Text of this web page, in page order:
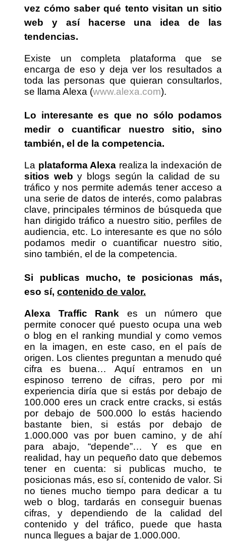
vez cómo saberqué tento visitan un sitio
web y así hacerse una idea de las
tendencias.
Existe un completa plataforma que se
encarga de eso y deja ver los resultados a
toda las personas que quieran consultarlos,
se llama Alexa (www.alexa.com).
Lo interesante es que no sólo podamos
medir o cuantificar nuestro sitio, sino
también, el de la competencia.
La plataforma Alexa realiza la indexación de
sitios web y blogs según la calidad de su
tráfico y nos permite además tener acceso a
una serie de datos de interés, como palabras
clave, principales términos de búsqueda que
han dirigido tráfico a nuestro sitio, perfiles de
audiencia, etc. Lo interesante es que no sólo
podamos medir o cuantificar nuestro sitio,
sino también, el de la competencia.
Si publicas mucho, te posicionas más,
eso sí, contenido de valor.
Alexa Traffic Rank es un número que
permite conocer qué puesto ocupa una web
o blog en el ranking mundial y como vemos
en la imagen, en este caso, en el país de
origen. Los clientes preguntan a menudo qué
cifra es buena… Aquí entramos en un
espinoso terreno de cifras, pero por mi
experiencia diría que si estás por debajo de
100.000 eres un crack entre cracks, si estás
por debajo de 500.000 lo estás haciendo
bastante bien, si estás por debajo de
1.000.000 vas por buen camino, y de ahí
para abajo, “depende”… Y es que en
realidad, hay un pequeño dato que debemos
tener en cuenta: si publicas mucho, te
posicionas más, eso sí, contenido de valor. Si
no tienes mucho tiempo para dedicar a tu
web o blog, tardarás en conseguir buenas
cifras, y dependiendo de la calidad del
contenido y del tráfico, puede que hasta
nunca llegues a bajar de 1.000.000.